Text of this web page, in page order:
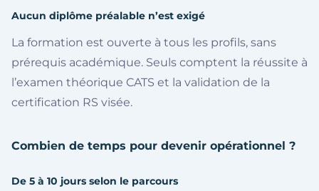
Aucun diplôme préalable n’est exigé
La formation est ouverte à tous les profils, sans
prérequis académique. Seuls comptent la réussite à
l’examen théorique CATS et la validation de la
certification RS visée.
Combien de temps pour devenir opérationnel ?
De 5 à 10 jours selon le parcours